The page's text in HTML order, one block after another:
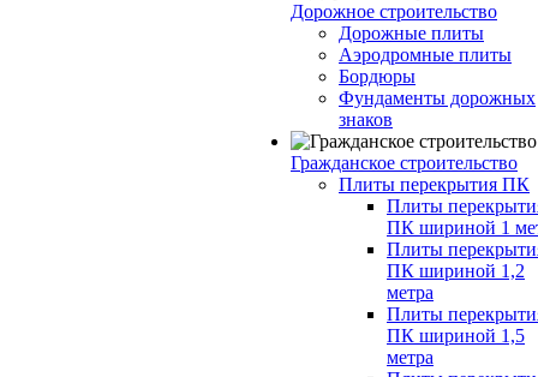
Дорожное строительство
Дорожные плиты
Аэродромные плиты
Бордюры
Фундаменты дорожных
знаков
Гражданское строительство
Плиты перекрытия ПК
Плиты
ПК шириной 1
Плиты
ПК шириной 1,2
метра
Плиты
ПК шириной 1,5
метра